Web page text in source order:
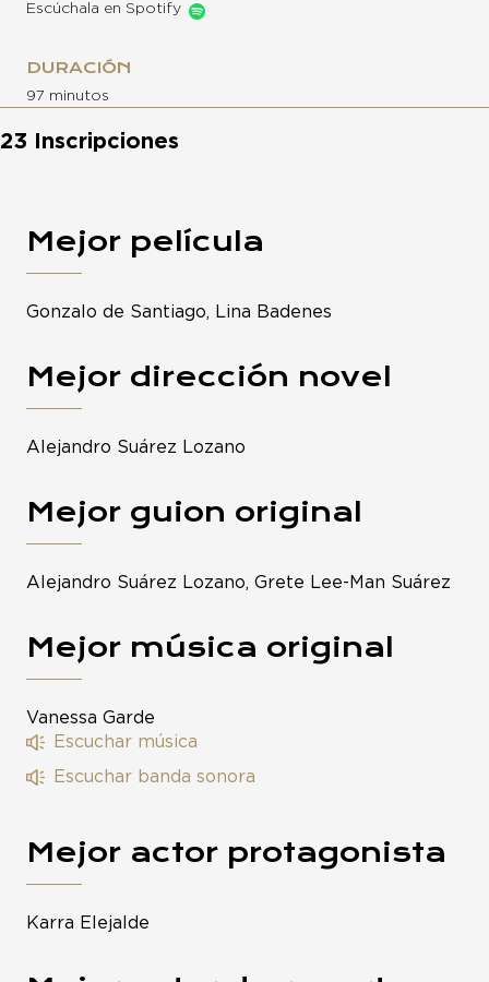
Escúchala en Spotify
DURACIÓN
97 minutos
23 Inscripciones
Mejor película
Gonzalo de Santiago, Lina Badenes
Mejor dirección novel
Alejandro Suárez Lozano
Mejor guion original
Alejandro Suárez Lozano, Grete Lee-Man Suárez
Mejor música original
Vanessa Garde
Escuchar música
Escuchar banda sonora
Mejor actor protagonista
Karra Elejalde